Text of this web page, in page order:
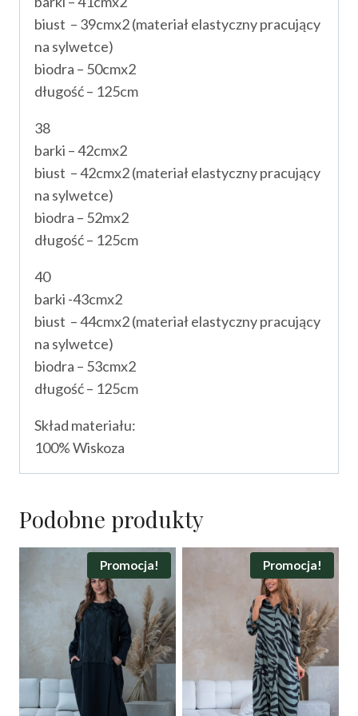
biust – 39cmx2 (materiał elastyczny pracujący
na sylwetce)
biodra – 50cmx2
długość – 125cm
38
barki – 42cmx2
biust – 42cmx2 (materiał elastyczny pracujący
na sylwetce)
biodra – 52mx2
długość – 125cm
40
barki -43cmx2
biust – 44cmx2 (materiał elastyczny pracujący
na sylwetce)
biodra – 53cmx2
długość – 125cm
Skład materiału:
100% Wiskoza
Podobne produkty
Promocja! Promocja!